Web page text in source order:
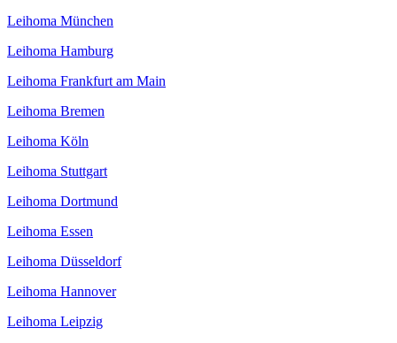
Leihoma München
Leihoma Hamburg
Leihoma Frankfurt am Main
Leihoma Bremen
Leihoma Köln
Leihoma Stuttgart
Leihoma Dortmund
Leihoma Essen
Leihoma Düsseldorf
Leihoma Hannover
Leihoma Leipzig